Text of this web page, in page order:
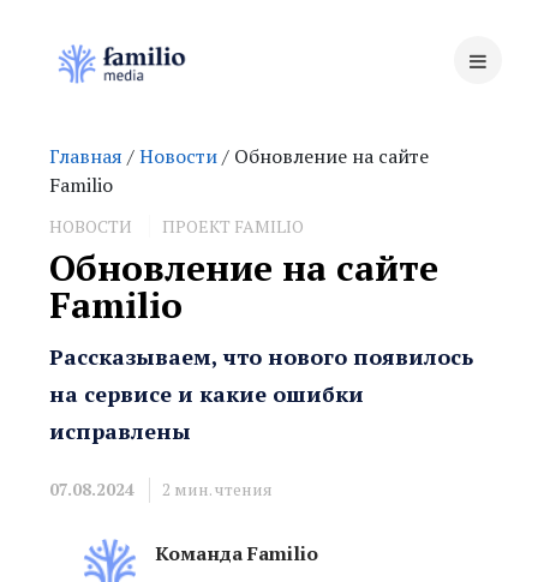
Главная /Новости/ Обновление на сайте
Familio
НОВОСТИ ПРОЕКТ FAMILIO
Обновление на сайте
Familio
Рассказываем, что нового появилось
на сервисе и какие ошибки
исправлены
07.08.2024 2 мин. чтения
Команда Familio